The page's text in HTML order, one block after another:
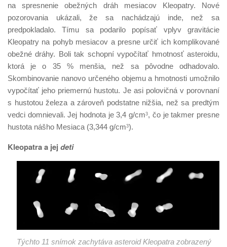
na spresnenie obežných dráh mesiacov Kleopatry. Nové
pozorovania ukázali, že sa nachádzajú inde, než sa
predpokladalo. Tímu sa podarilo popísať vplyv gravitácie
Kleopatry na pohyb mesiacov a presne určiť ich komplikované
obežné dráhy. Boli tak schopní vypočítať hmotnosť asteroidu,
ktorá je o 35 % menšia, než sa pôvodne odhadovalo.
Skombinovanie nanovo určeného objemu a hmotnosti umožnilo
vypočítať jeho priemernú hustotu. Je asi polovičná v porovnaní
s hustotou železa a zároveň podstatne nižšia, než sa predtým
vedci domnievali. Jej hodnota je 3,4 g/cm3, čo je takmer presne
hustota nášho Mesiaca (3,344 g/cm3).
Kleopatra a jej deti
Týchto 11 snímok zachytáva asteroid Kleopatra zobrazený